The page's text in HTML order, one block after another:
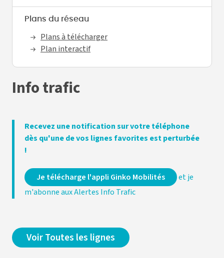
Plans du réseau
Plans à télécharger
Plan interactif
Info trafic
Recevez une notification sur votre téléphone
dès qu'une de vos lignes favorites est perturbée
!
Je télécharge l'appli Ginko Mobilités
et je
m'abonne aux Alertes Info Trafic
Voir Toutes les lignes